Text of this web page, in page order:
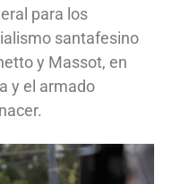
para los
santafesino
y Massot, en
y el armado